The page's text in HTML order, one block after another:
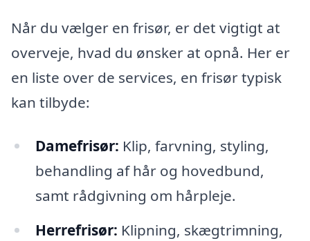
Når du vælger en frisør, er det vigtigt at
overveje, hvad du ønsker at opnå. Her er
en liste over de services, en frisør typisk
kan tilbyde:
Damefrisør: Klip, farvning, styling,
behandling af hår og hovedbund,
samt rådgivning om hårpleje.
Herrefrisør: Klipning, skægtrimning,